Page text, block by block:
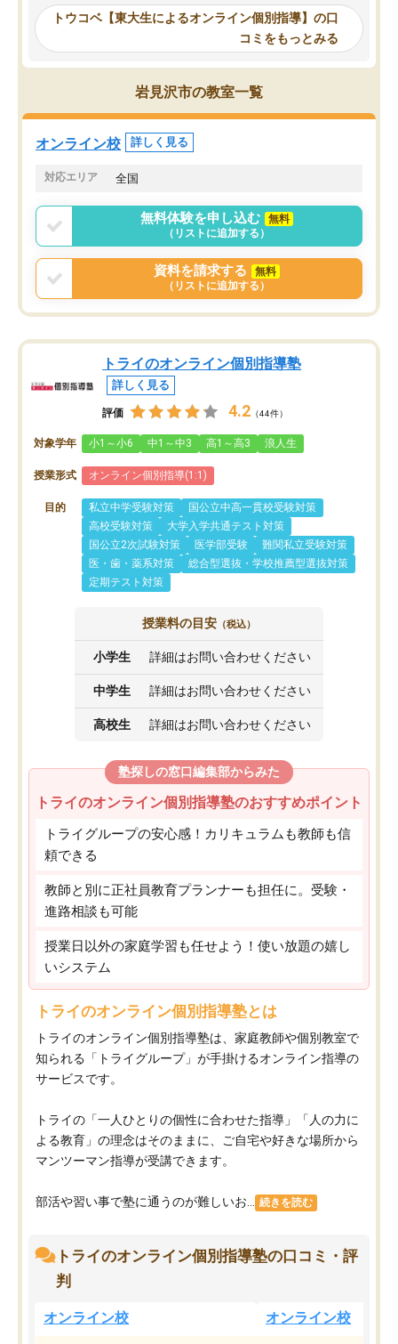
ーティングを行い、その講師で良いか
見てから講師を決定する事ができま
す。
うちの子は、初回面談の講師の方で決
オンラインツールを使用した単語帳の
共有があり宿題もそちらで出される形
でした。
言う事で講師変更の申し出があり、あ
まりに短期での変更だった為、塾に通
う事にして退会しました。遅れも取り
戻せ、授業内容や講師の方は良かった
と思います。
いなのがあり(有料)、受
ことをどんなスケジュー
くか相談したのですが、
ち期待したものではなく
くなってきたようなので
トウコベ【東大生によるオンライン個別指導】の口
コミをもっとみる
岩見沢市の教室一覧
オンライン校 詳しく見る
対応エリア 全国
無料体験を申し込む
無料
（リストに追加する）
資料を請求する
無料
（リストに追加する）
トライのオンライン個別指導塾
詳しく見る
評価 4.2 （44件）
対象学年 小1～小6 中1～中3 高1～高3 浪人生
授業形式 オンライン個別指導(1:1)
目的 私立中学受験対策
国公立中高一貫校受験対策
高校受験対策
大学入学共通テスト対策
国公立2次試験対策
医学部受験
難関私立受験対策
医・歯・薬系対策
総合型選抜・学校推薦型選抜対策
定期テスト対策
授業料の目安 （税込）
小学生 詳細はお問い合わせください
中学生 詳細はお問い合わせください
高校生 詳細はお問い合わせください
塾探しの窓口編集部からみた
トライのオンライン個別指導塾のおすすめポイント
トライグループの安心感！カリキュラムも教師も信
頼できる
教師と別に正社員教育プランナーも担任に。受験・
進路相談も可能
授業日以外の家庭学習も任せよう！使い放題の嬉し
いシステム
トライのオンライン個別指導塾とは
トライのオンライン個別指導塾は、家庭教師や個別教室で
知られる「トライグループ」が手掛けるオンライン指導の
サービスです。
トライの「一人ひとりの個性に合わせた指導」「人の力に
よる教育」の理念はそのままに、ご自宅や好きな場所から
マンツーマン指導が受講できます。
部活や習い事で塾に通うのが難しいお... 続きを読む
トライのオンライン個別指導塾の口コミ・評
判
オンライン校 オンライン校